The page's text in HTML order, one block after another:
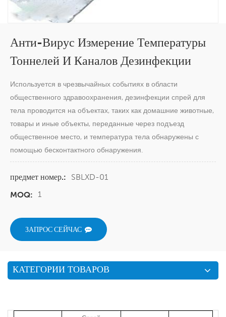
Анти-Вирус Измерение Температуры
Тоннелей И Каналов Дезинфекции
Используется в чрезвычайных событиях в области
общественного здравоохранения, дезинфекции спрей для
тела проводится на объектах, таких как домашние животные,
товары и иные объекты, переданные через подъезд
общественное место, и температура тела обнаружены с
помощью бесконтактного обнаружения.
предмет номер.:
SBLXD-01
MOQ:
1
ЗАПРОС СЕЙЧАС
КАТЕГОРИИ ТОВАРОВ